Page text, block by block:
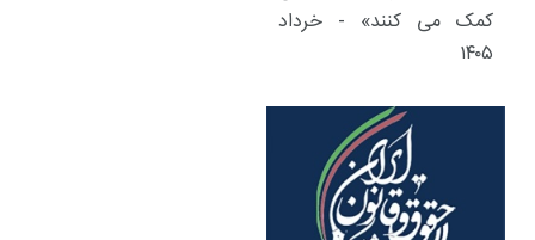
کمک می کنند» - خرداد
۱۴۰۵